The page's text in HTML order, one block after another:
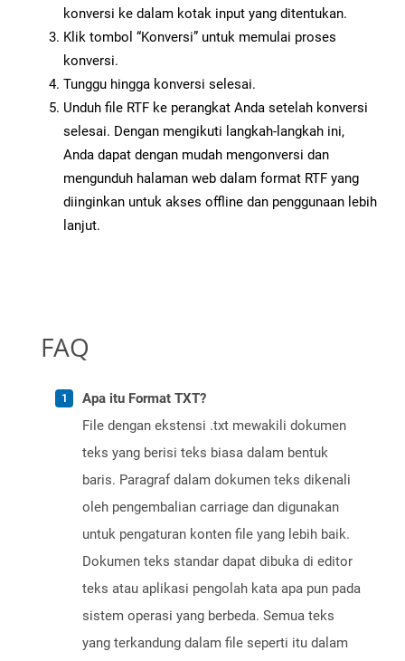
konversi ke dalam kotak input yang ditentukan.
Klik tombol “Konversi” untuk memulai proses
konversi.
Tunggu hingga konversi selesai.
Unduh file RTF ke perangkat Anda setelah konversi
selesai. Dengan mengikuti langkah-langkah ini,
Anda dapat dengan mudah mengonversi dan
mengunduh halaman web dalam format RTF yang
diinginkan untuk akses offline dan penggunaan lebih
lanjut.
FAQ
Apa itu Format TXT?
File dengan ekstensi .txt mewakili dokumen
teks yang berisi teks biasa dalam bentuk
baris. Paragraf dalam dokumen teks dikenali
oleh pengembalian carriage dan digunakan
untuk pengaturan konten file yang lebih baik.
Dokumen teks standar dapat dibuka di editor
teks atau aplikasi pengolah kata apa pun pada
sistem operasi yang berbeda. Semua teks
yang terkandung dalam file seperti itu dalam